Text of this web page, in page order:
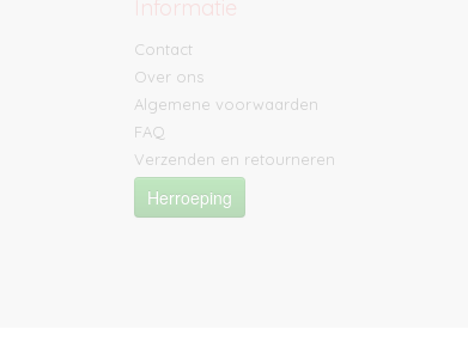
Informatie
Contact
Over ons
Algemene voorwaarden
FAQ
Verzenden en retourneren
Herroeping